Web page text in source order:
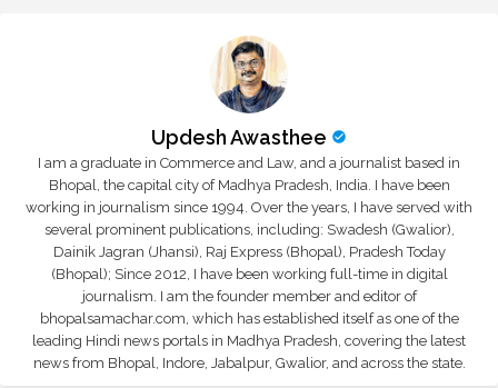
Updesh Awasthee
I am a graduate in Commerce and Law, and a journalist based in
Bhopal, the capital city of Madhya Pradesh, India. I have been
working in journalism since 1994. Over the years, I have served with
several prominent publications, including: Swadesh (Gwalior),
Dainik Jagran (Jhansi), Raj Express (Bhopal), Pradesh Today
(Bhopal); Since 2012, I have been working full-time in digital
journalism. I am the founder member and editor of
bhopalsamachar.com, which has established itself as one of the
leading Hindi news portals in Madhya Pradesh, covering the latest
news from Bhopal, Indore, Jabalpur, Gwalior, and across the state.